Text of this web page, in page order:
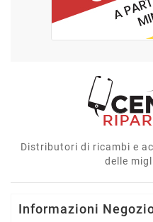
Distributori di ricambi e
delle
Informazioni